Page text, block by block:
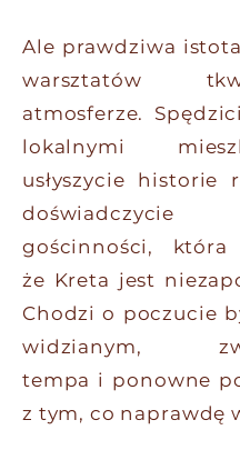
Ale prawdziwa
warsztatów
atmosferze.
lokalnymi
usłyszycie historie
doświadczycie
gościnności, która
że Kreta jest
Chodzi o poczucie
widzianym,
tempa i ponowne
z tym, co naprawdę